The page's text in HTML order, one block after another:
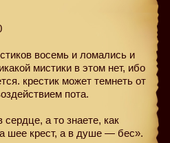
восемь и ломались и
мистики в этом нет, ибо
крестик может темнеть от
пота.
а то знаете, как
шее крест, а в душе — бес».